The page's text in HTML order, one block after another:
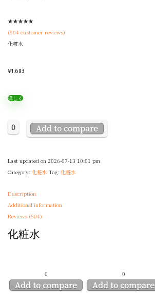
★★★★★
(504 customer reviews)
化粧水
¥1,683
詳しく
0 Add to compare
Last updated on 2026-07-13 10:01 pm
Category: 化粧水 Tag: 化粧水
Description
Additional information
Reviews (504)
化粧水
0
Add to compare
0
Add to compare